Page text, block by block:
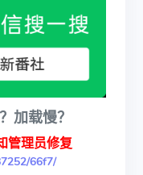
加载慢？
管理员修复
66f7/